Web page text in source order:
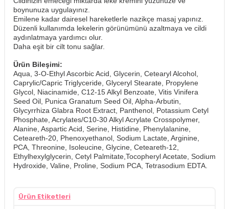
boynunuza uygulayınız.
Emilene kadar dairesel hareketlerle nazikçe masaj yapınız.
Düzenli kullanımda lekelerin görünümünü azaltmaya ve cildi
aydınlatmaya yardımcı olur.
​Daha eşit bir cilt tonu sağlar.
Ürün Bileşimi:
Aqua, 3-O-Ethyl Ascorbic Acid, Glycerin, Cetearyl Alcohol,
Caprylic/Capric Triglyceride, Glyceryl Stearate, Propylene
Glycol, Niacinamide, C12-15 Alkyl Benzoate, Vitis Vinifera
Seed Oil, Punica Granatum Seed Oil, Alpha-Arbutin,
Glycyrrhiza Glabra Root Extract, Panthenol, Potassium Cetyl
Phosphate, Acrylates/C10-30 Alkyl Acrylate Crosspolymer,
Alanine, Aspartic Acid, Serine, Histidine, Phenylalanine,
Ceteareth-20, Phenoxyethanol, Sodium Lactate, Arginine,
PCA, Threonine, Isoleucine, Glycine, Ceteareth-12,
Ethylhexylglycerin, Cetyl Palmitate,Tocopheryl Acetate, Sodium
Hydroxide, Valine, Proline, Sodium PCA, Tetrasodium EDTA.
Ürün Etiketleri